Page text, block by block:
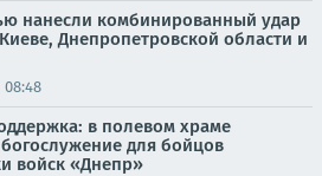
нанесли комбинированный удар
Днепропетровской области и
08:48
в полевом храме
богослужение для бойцов
войск «Днепр»